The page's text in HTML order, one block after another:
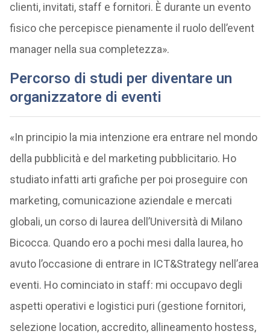
clienti, invitati, staff e fornitori. È durante un evento
fisico che percepisce pienamente il ruolo dell’event
manager nella sua completezza».
Percorso di studi per diventare un
organizzatore di eventi
«In principio la mia intenzione era entrare nel mondo
della pubblicità e del marketing pubblicitario. Ho
studiato infatti arti grafiche per poi proseguire con
marketing, comunicazione aziendale e mercati
globali, un corso di laurea dell’Università di Milano
Bicocca. Quando ero a pochi mesi dalla laurea, ho
avuto l’occasione di entrare in ICT&Strategy nell’area
eventi. Ho cominciato in staff: mi occupavo degli
aspetti operativi e logistici puri (gestione fornitori,
selezione location, accredito, allineamento hostess,